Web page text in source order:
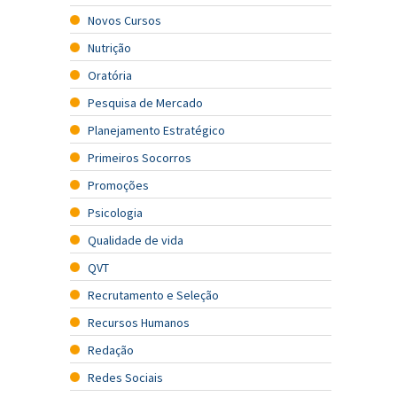
Novos Cursos
Nutrição
Oratória
Pesquisa de Mercado
Planejamento Estratégico
Primeiros Socorros
Promoções
Psicologia
Qualidade de vida
QVT
Recrutamento e Seleção
Recursos Humanos
Redação
Redes Sociais